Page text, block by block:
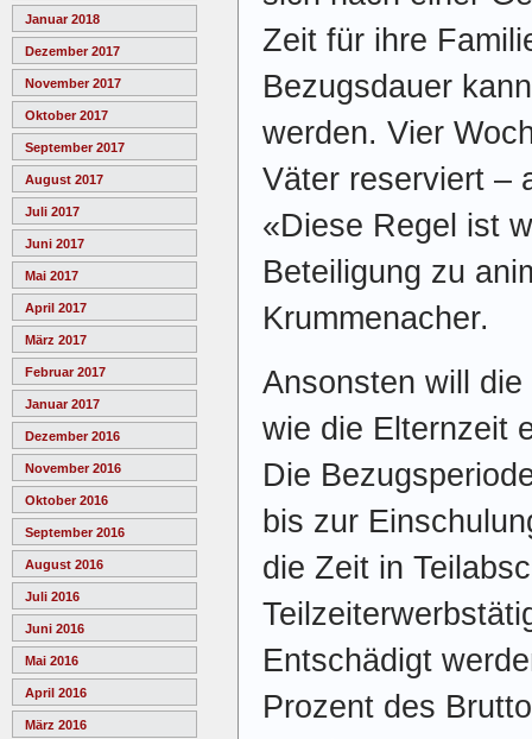
Januar 2018
Dezember 2017
November 2017
Oktober 2017
September 2017
August 2017
Juli 2017
Juni 2017
Mai 2017
April 2017
März 2017
Februar 2017
Januar 2017
Dezember 2016
November 2016
Oktober 2016
September 2016
August 2016
Juli 2016
Juni 2016
Mai 2016
April 2016
März 2016
Zeit für ihre
Bezugsdauer
werden. Vier
Väter reserviert –
«Diese Regel ist
Beteiligung zu
Krummenacher.
Ansonsten will
wie die Elternzeit
Die
bis zur
die Zeit in
Entschädigt
Prozent des